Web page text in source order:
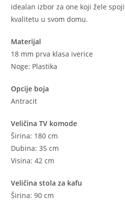
idealan izbor za one koji žele
kvalitetu u svom domu.
Materijal
18 mm prva klasa iverice
Noge: Plastika
Opcije boja
Antracit
Veličina TV komode
Širina: 180 cm
Dubina: 35 cm
Visina: 42 cm
Veličina stola za kafu
Širina: 90 cm